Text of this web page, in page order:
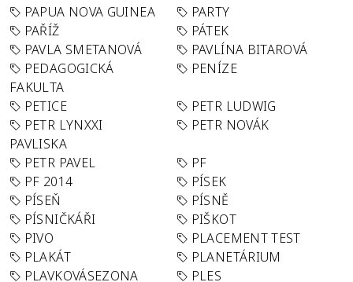
PAPUA NOVA GUINEA
PARTY
PAŘÍŽ
PÁTEK
PAVLA SMETANOVÁ
PAVLÍNA BITAROVÁ
PEDAGOGICKÁ
FAKULTA
PENÍZE
PETICE
PETR LUDWIG
PETR LYNXXI
PAVLISKA
PETR NOVÁK
PETR PAVEL
PF
PF 2014
PÍSEK
PÍSEŇ
PÍSNĚ
PÍSNIČKÁŘI
PIŠKOT
PIVO
PLACEMENT TEST
PLAKÁT
PLANETÁRIUM
PLAVKOVÁSEZONA
PLES